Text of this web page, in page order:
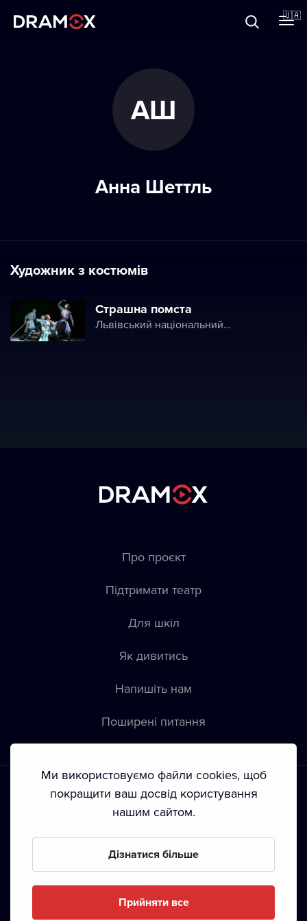
🇺🇦
Зареєструватися
АШ
Анна Шеттль
Художник з костюмів
Страшна помста
Львівський національний академічний театр опери і балету ім. Соломії Крушельницької (Львівська національна опера)
Про проєкт
Підтримати театр
Для шкіл
Як дивитись
Напишіть нам
Пoширені питання
Положення й умови • Конфіденційність • Автoрські права
Ми використовуємо файли cookies, щоб
покращити ваш досвід користування
нашим сайтом.
Дізнатися більше
Прийняти все